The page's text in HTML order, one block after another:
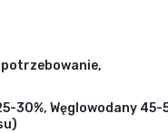
30%, Węglowodany 45-